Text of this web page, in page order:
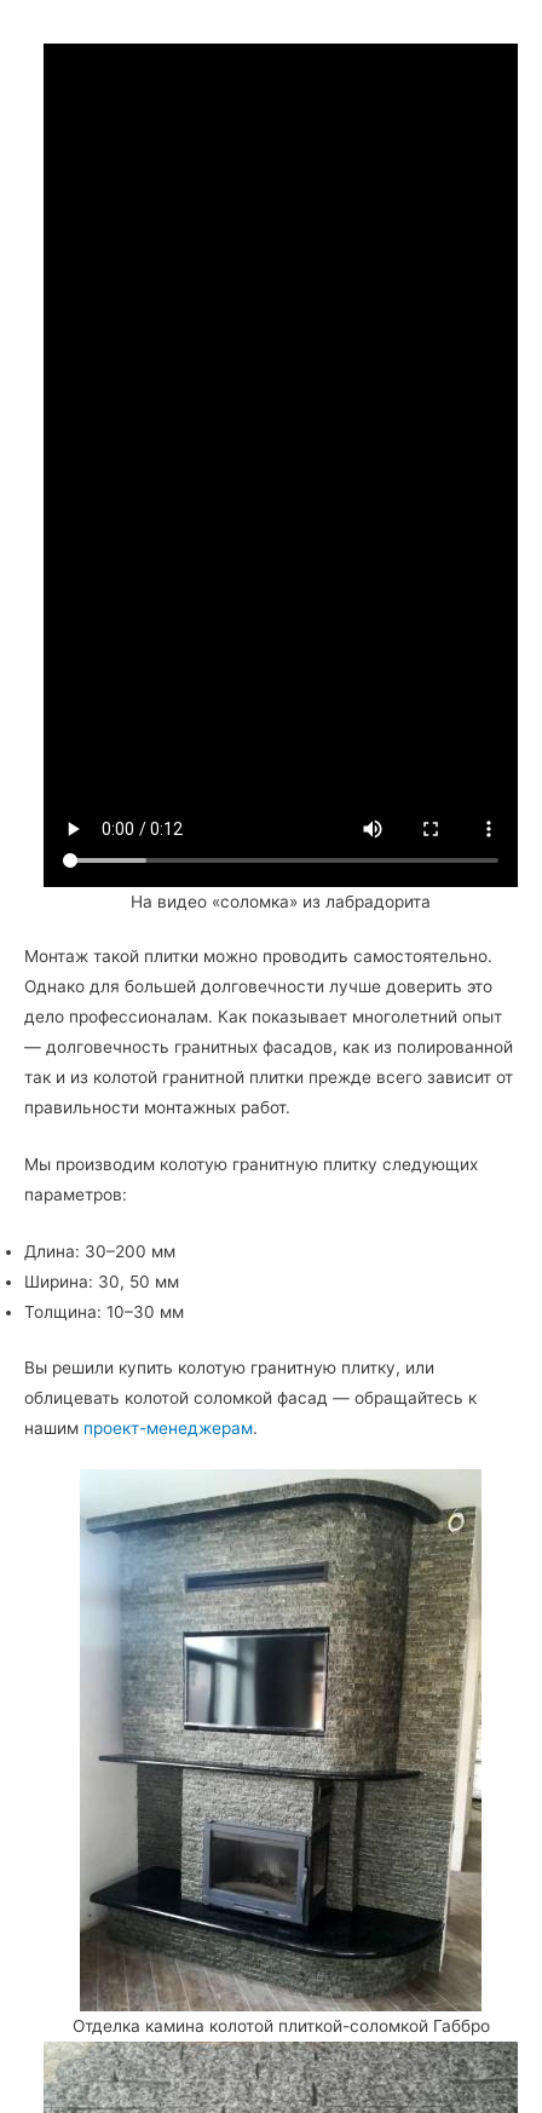
На видео «соломка» из лабрадорита
Монтаж такой плитки можно проводить самостоятельно.
Однако для большей долговечности лучше доверить это
дело профессионалам. Как показывает многолетний опыт
— долговечность гранитных фасадов, как из полированной
так и из колотой гранитной плитки прежде всего зависит от
правильности монтажных работ.
Мы производим колотую гранитную плитку следующих
параметров:
Длина: 30–200 мм
Ширина: 30, 50 мм
Толщина: 10–30 мм
Вы решили купить колотую гранитную плитку, или
облицевать колотой соломкой фасад — обращайтесь к
нашим проект-менеджерам.
Отделка камина колотой плиткой-соломкой Габбро